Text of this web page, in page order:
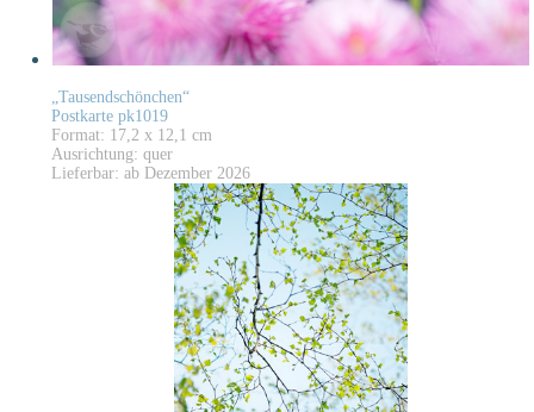
„Tausendschönchen“
Postkarte pk1019
Format: 17,2 x 12,1 cm
Ausrichtung: quer
Lieferbar: ab Dezember 2026